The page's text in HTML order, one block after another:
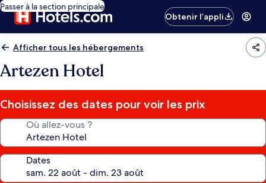
Passer à la section principale
Obtenir l’appli
Afficher tous les hébergements
Artezen Hotel
Choisissez des dates pour voir les prix
Où allez-vous ?
Dates